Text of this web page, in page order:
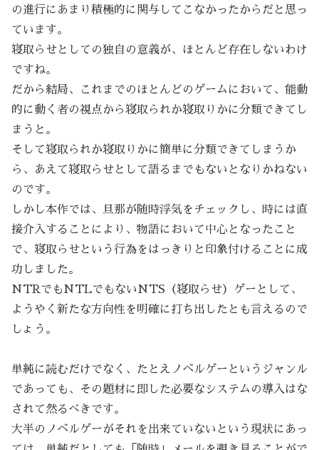
の進行にあまり積極的に関与してこなかったからだと思っ
ています。
寝取らせとしての独自の意義が、ほとんど存在しないわけ
ですね。
だから結局、これまでのほとんどのゲームにおいて、能動
的に動く者の視点から寝取られか寝取りかに分類できてし
まうと。
そして寝取られか寝取りかに簡単に分類できてしまうか
ら、あえて寝取らせとして語るまでもないとなりかねない
のです。
しかし本作では、旦那が随時浮気をチェックし、時には直
接介入することにより、物語において中心となったこと
で、寝取らせという行為をはっきりと印象付けることに成
功しました。
NTRでもNTLでもないNTS（寝取らせ）ゲーとして、
ようやく新たな方向性を明確に打ち出したとも言えるので
しょう。
単純に読むだけでなく、たとえノベルゲーというジャンル
であっても、その題材に即した必要なシステムの導入はな
されて然るべきです。
大半のノベルゲーがそれを出来ていないという現状にあっ